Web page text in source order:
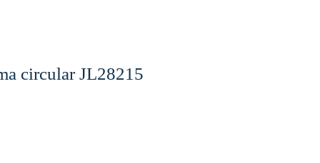
circular JL28215